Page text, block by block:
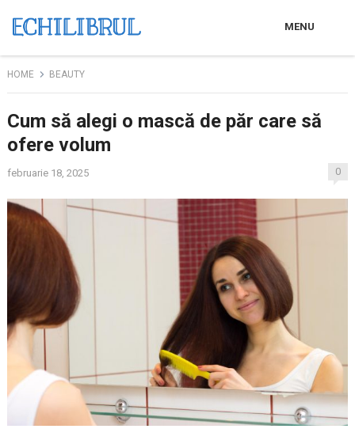
MENU
HOME BEAUTY
Cum să alegi o mască de păr care să
ofere volum
februarie 18, 2025 0